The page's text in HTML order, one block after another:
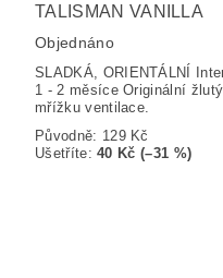
TALISMAN VANILLA
Objednáno
SLADKÁ, ORIENTÁLNÍ
1 - 2 měsíce Originální
mřížku ventilace.
Původně: 129 Kč
Ušetříte:40 Kč (–31 %)